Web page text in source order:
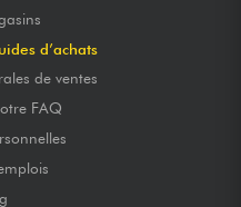
d’achats
de ventes
FAQ